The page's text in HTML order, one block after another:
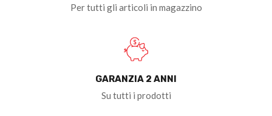
Per tutti gli articoli in magazzino
GARANZIA 2 ANNI
Su tutti i prodotti